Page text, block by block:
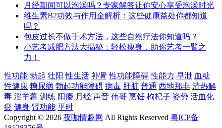
月经期间可以泡澡吗？专家解答让你安心享受泡澡时光
维生素B2功效与作用全解析：这些健康益处你都知道
吗？
包皮过长不做手术方法，这些自然疗法你知道吗？
小艺考减肥方法大揭秘：轻松瘦身，助你艺考一臂之
力！
性功能 勃起 壮阳 性生活 补肾 性功能障碍 性能力 早泄 血糖
性健康 糖尿病 勃起功能障碍 病毒 肝脏 普通 西地那非 清热解
毒 淫羊藿 训练 阳痿 月经 声音 伟哥 烹饪 枸杞子 姿势 活血化
瘀 健身 肾功能 平时
Copyright © 2026 夜咖情趣网 All Rights Reserved 粤ICP备